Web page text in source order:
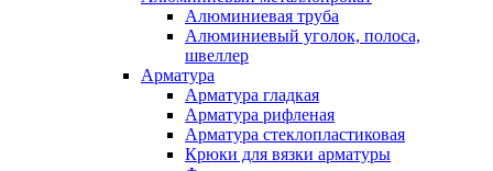
Алюминиевая труба
Алюминиевый уголок, полоса,
швеллер
Арматура
Арматура гладкая
Арматура рифленая
Арматура стеклопластиковая
Крюки для вязки арматуры